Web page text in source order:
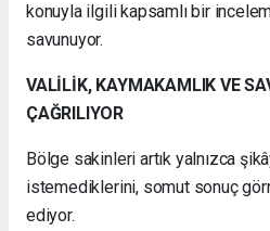
konuyla ilgili kapsamlı bir
savunuyor.
VALİLİK, KAYMAKAMLIK VE
ÇAĞRILIYOR
Bölge sakinleri artık yalnızca
istemediklerini, somut sonuç
ediyor.